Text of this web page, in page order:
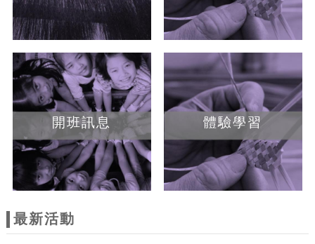
開班訊息 體驗學習
最新活動